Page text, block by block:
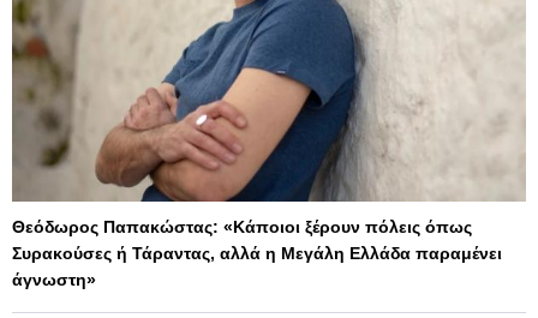
Θεόδωρος Παπακώστας: «Κάποιοι ξέρουν πόλεις όπως
Συρακούσες ή Τάραντας, αλλά η Μεγάλη Ελλάδα παραμένει
άγνωστη»